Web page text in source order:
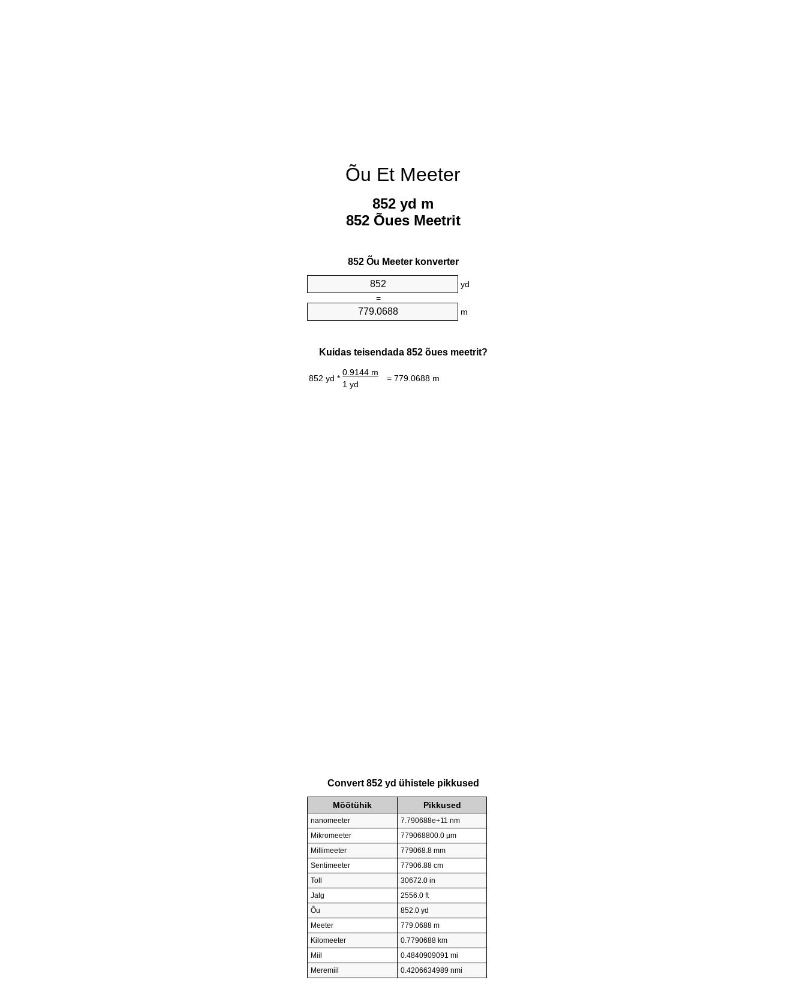
Õu Et Meeter
852 yd m
852 Õues Meetrit
852 Õu Meeter konverter
yd
=
m
Kuidas teisendada 852 õues meetrit?
852 yd *
0.9144 m
= 779.0688 m
1 yd
Convert 852 yd ühistele pikkused
Mõõtühik Pikkused
nanomeeter
7.790688e+11 nm
Mikromeeter
779068800.0 µm
Millimeeter
779068.8 mm
Sentimeeter
77906.88 cm
Toll
30672.0 in
Jalg
2556.0 ft
Õu
852.0 yd
Meeter
779.0688 m
Kilomeeter
0.7790688 km
Miil
0.4840909091 mi
Meremiil
0.4206634989 nmi